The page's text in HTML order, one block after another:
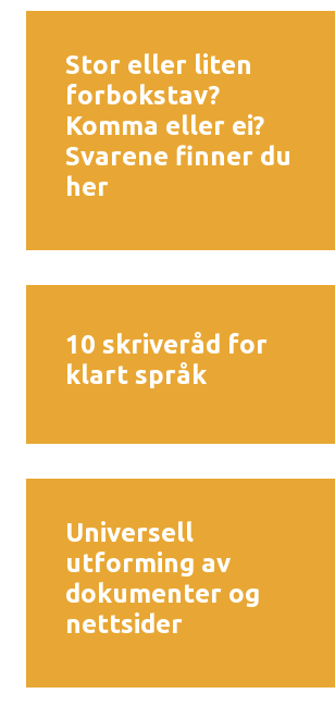
n
l
i
n
h
Stor eller liten
forbokstav?
Komma eller ei?
Svarene finner du
her
10 skriveråd for
klart språk
Universell
utforming av
dokumenter og
nettsider